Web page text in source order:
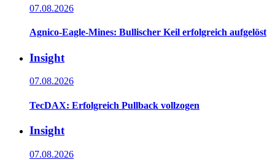
07.08.2026
Agnico-Eagle-Mines: Bullischer Keil erfolgreich aufgelöst
Insight
07.08.2026
TecDAX: Erfolgreich Pullback vollzogen
Insight
07.08.2026